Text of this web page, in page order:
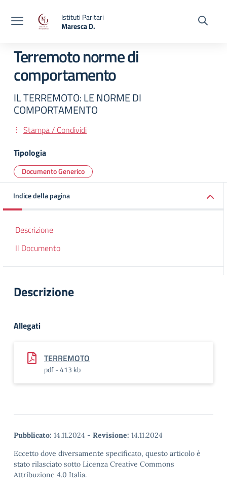
Istituti Paritari
Maresca D.
Terremoto norme di
comportamento
IL TERREMOTO: LE NORME DI
COMPORTAMENTO
Stampa / Condividi
Tipologia
Documento Generico
Indice della pagina
Descrizione
Il Documento
Descrizione
Allegati
TERREMOTO
pdf - 413 kb
Pubblicato: 14.11.2024 - Revisione: 14.11.2024
Eccetto dove diversamente specificato, questo articolo è
stato rilasciato sotto Licenza Creative Commons
Attribuzione 4.0 Italia.